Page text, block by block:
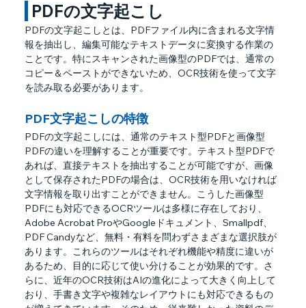
PDFの文字起こし
PDFの文字起こしとは、PDFファイル内に含まれる文字情
報を抽出し、編集可能なテキストデータに変換する作業の
ことです。特にスキャンされた画像型のPDFでは、通常の
コピー＆ペーストができないため、OCR技術を使って文字
を読み取る必要があります。
PDF文字起こしの特徴
PDFの文字起こしには、通常のテキスト型PDFと画像型
PDFの違いを理解することが重要です。テキスト型PDFで
あれば、直接テキストを抽出することが可能ですが、画像
として保存されたPDFの場合は、OCR技術を用いなければ
文字情報を取り出すことができません。こうした画像型
PDFにも対応できるOCRツールは多様に存在しており、
Adobe Acrobat ProやGoogleドキュメント、Smallpdf、
PDF Candyなど、無料・有料を問わずさまざまな選択肢が
あります。これらのツールはそれぞれ機能や精度に違いが
あるため、目的に応じて使い分けることが効果的です。さ
らに、近年のOCR技術はAIの進化によって大きく向上して
おり、手書き文字や複雑なレイアウトにも対応できるもの